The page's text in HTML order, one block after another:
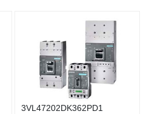
3VL47202DK362PD1